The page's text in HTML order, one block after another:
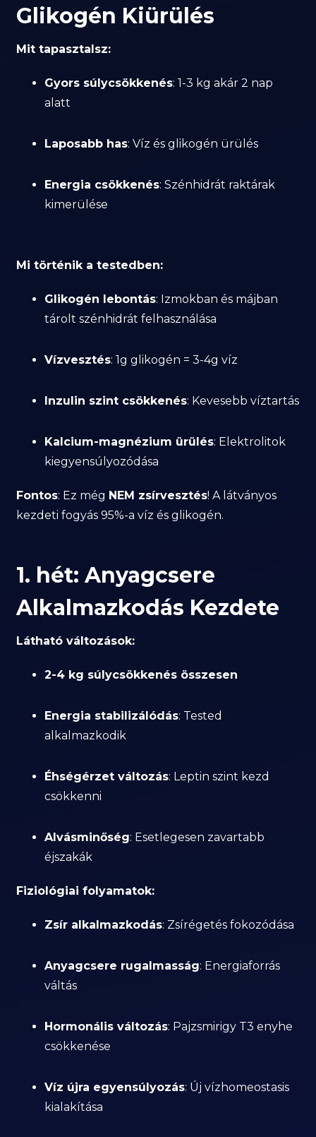
Glikogén Kiürülés
Mit tapasztalsz:
Gyors súlycsökkenés: 1-3 kg akár 2 nap
alatt
Laposabb has: Víz és glikogén ürülés
Energia csökkenés: Szénhidrát raktárak
kimerülése
Mi történik a testedben:
Glikogén lebontás: Izmokban és májban
tárolt szénhidrát felhasználása
Vízvesztés: 1g glikogén = 3-4g víz
Inzulin szint csökkenés: Kevesebb víztartás
Kalcium-magnézium ürülés: Elektrolitok
kiegyensúlyozódása
Fontos: Ez még NEM zsírvesztés! A látványos
kezdeti fogyás 95%-a víz és glikogén.
1. hét: Anyagcsere
Alkalmazkodás Kezdete
Látható változások:
2-4 kg súlycsökkenés összesen
Energia stabilizálódás: Tested
alkalmazkodik
Éhségérzet változás: Leptin szint kezd
csökkenni
Alvásminőség: Esetlegesen zavartabb
éjszakák
Fiziológiai folyamatok:
Zsír alkalmazkodás: Zsírégetés fokozódása
Anyagcsere rugalmasság: Energiaforrás
váltás
Hormonális változás: Pajzsmirigy T3 enyhe
csökkenése
Víz újra egyensúlyozás: Új vízhomeostasis
kialakítása